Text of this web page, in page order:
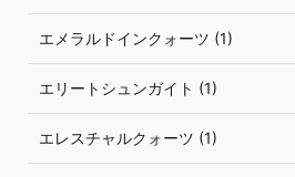
エメラルドインクォーツ (1)
エリートシュンガイト (1)
エレスチャルクォーツ (1)